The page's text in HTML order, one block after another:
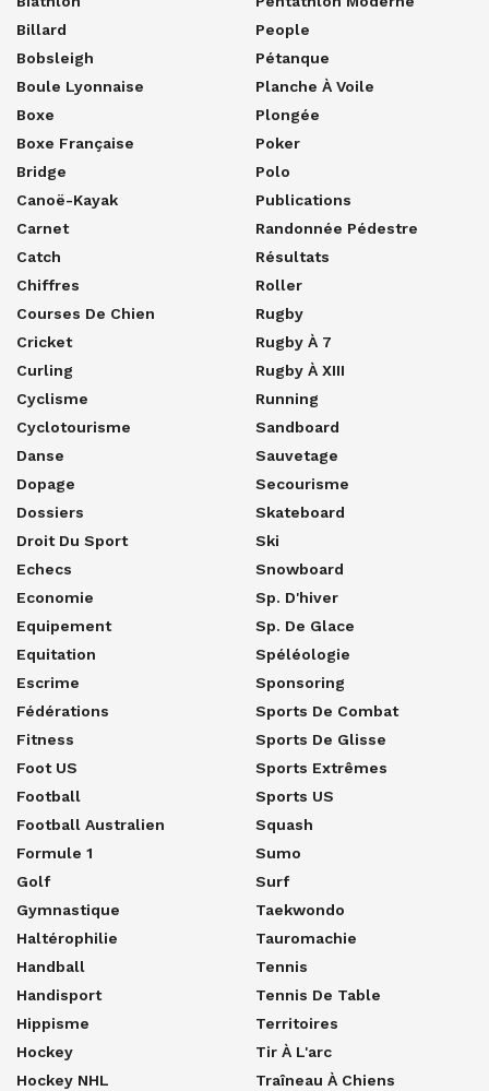
Billard
Bobsleigh
Boule Lyonnaise
Boxe
Boxe Française
Bridge
Canoë-Kayak
Carnet
Catch
Chiffres
Courses De Chien
Cricket
Curling
Cyclisme
Cyclotourisme
Danse
Dopage
Dossiers
Droit Du Sport
Echecs
Economie
Equipement
Equitation
Escrime
Fédérations
Fitness
Foot US
Football
Football Australien
Formule 1
Golf
Gymnastique
Haltérophilie
Handball
Handisport
Hippisme
Hockey
Hockey NHL
People
Pétanque
Planche À Voile
Plongée
Poker
Polo
Publications
Randonnée Pédestre
Résultats
Roller
Rugby
Rugby À 7
Rugby À XIII
Running
Sandboard
Sauvetage
Secourisme
Skateboard
Ski
Snowboard
Sp. D'hiver
Sp. De Glace
Spéléologie
Sponsoring
Sports De Combat
Sports De Glisse
Sports Extrêmes
Sports US
Squash
Sumo
Surf
Taekwondo
Tauromachie
Tennis
Tennis De Table
Territoires
Tir À L'arc
Traîneau À Chiens